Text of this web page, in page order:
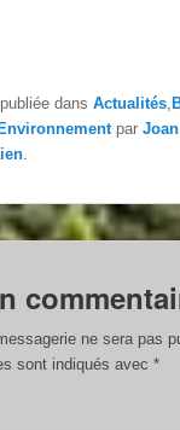
dansActualités,
Environnementpar
.
ne sera pas
sont indiqués avec*